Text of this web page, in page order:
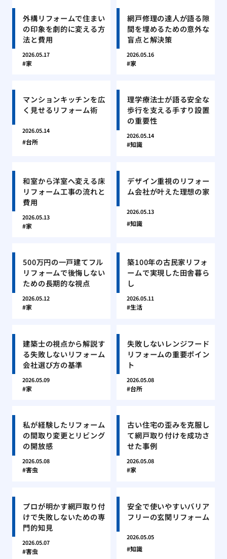
外構リフォームで住まい
の印象を劇的に変える方
法と費用
2026.05.17
家
網戸修理の達人が語る隙
間を埋めるための意外な
盲点と解決策
2026.05.16
家
マンションキッチンを広
く見せるリフォーム術
2026.05.14
台所
理学療法士が語る安全な
歩行を支える手すり設置
の重要性
2026.05.14
知識
和室から洋室へ変える床
リフォーム工事の流れと
費用
2026.05.13
家
デザイン重視のリフォー
ム会社が叶えた理想の家
2026.05.13
知識
500万円の一戸建てフル
リフォームで後悔しない
ための長期的な視点
2026.05.12
家
築100年の古民家リフォ
ームで実現した田舎暮ら
し
2026.05.11
生活
建築士の視点から解説す
る失敗しないリフォーム
会社選び方の基準
2026.05.09
家
失敗しないレンジフード
リフォームの重要ポイン
ト
2026.05.08
台所
私が経験したリフォーム
の間取り変更とリビング
の開放感
2026.05.08
害虫
古い住宅の歪みを克服し
て網戸取り付けを成功さ
せた事例
2026.05.08
家
プロが明かす網戸取り付
けで失敗しないための専
門的知見
2026.05.07
害虫
安全で使いやすいバリア
フリーの玄関リフォーム
2026.05.05
知識